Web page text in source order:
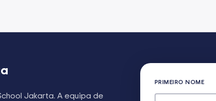
Jakarta. A equipa de
PRIMEIRO NOME